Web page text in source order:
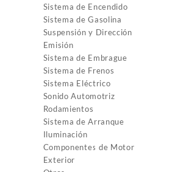
Sistema de Encendido
Sistema de Gasolina
Suspensión y Dirección
Emisión
Sistema de Embrague
Sistema de Frenos
Sistema Eléctrico
Sonido Automotriz
Rodamientos
Sistema de Arranque
Iluminación
Componentes de Motor
Exterior